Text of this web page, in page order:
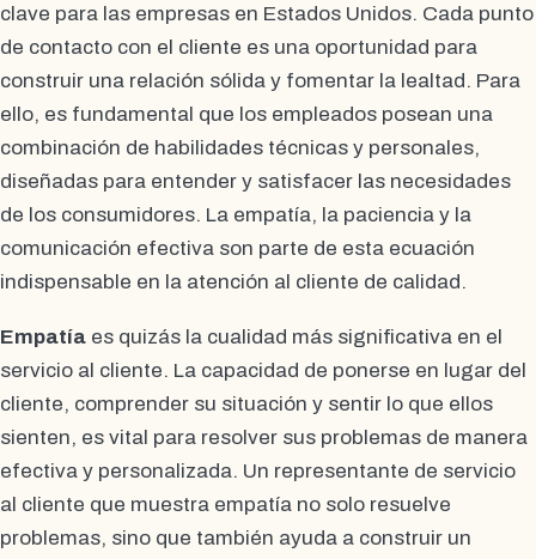
clave para las empresas en Estados Unidos. Cada punto
de contacto con el cliente es una oportunidad para
construir una relación sólida y fomentar la lealtad. Para
ello, es fundamental que los empleados posean una
combinación de habilidades técnicas y personales,
diseñadas para entender y satisfacer las necesidades
de los consumidores. La empatía, la paciencia y la
comunicación efectiva son parte de esta ecuación
indispensable en la atención al cliente de calidad.
Empatía es quizás la cualidad más significativa en el
servicio al cliente. La capacidad de ponerse en lugar del
cliente, comprender su situación y sentir lo que ellos
sienten, es vital para resolver sus problemas de manera
efectiva y personalizada. Un representante de servicio
al cliente que muestra empatía no solo resuelve
problemas, sino que también ayuda a construir un